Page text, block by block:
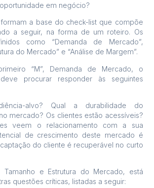
em negócio?
formam a base do check-list que compõe
a seguir, na forma de um roteiro. Os
como “Demanda de Mercado”,
do Mercado” e “Análise de Margem”.
“M”, Demanda de Mercado, o
procurar responder às seguintes
alvo? Qual a durabilidade do
mercado? Os clientes estão acessíveis?
veem o relacionamento com a sua
de crescimento deste mercado é
do cliente é recuperável no curto
Tamanho e Estrutura do Mercado, está
questões críticas, listadas a seguir: